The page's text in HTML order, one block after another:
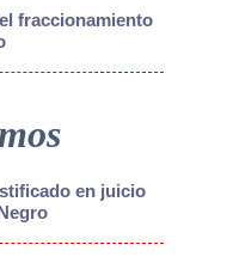
fraccionamiento
en juicio